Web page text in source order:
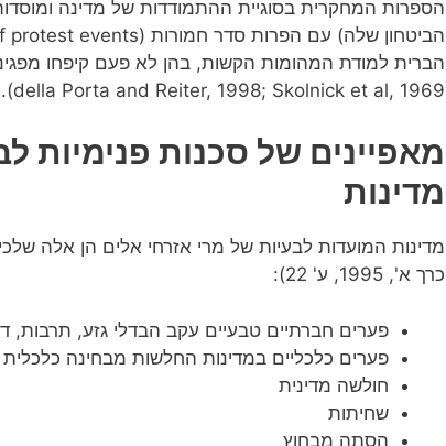
הספרות המחקרית בסוגיית ההתמודדות של מדינה
הברית למודת המהומות הקשות, בהן לא פעם קיפחו
della Porta and Reiter, 1998; Skolnick et al, 1969).
מאפיינים של סכנות פנימיות
מדינות
מדינות המועדות לבעיות של מרי אזרחי אלים הן אלה
כרך א', 1995, ע' 22):
פערים חברתיים טבעיים עקב הבדלי גזע, תרבות, דת
פערים כלכליים במדינות החלשות מבחינה כלכלית
חולשה מדינית
שחיתות
הסתה מבחוץ